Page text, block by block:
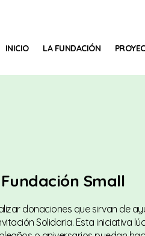
INICIO LA FUNDACIÓN
Small
donaciones que sirvan de
Solidaria. Esta iniciativa